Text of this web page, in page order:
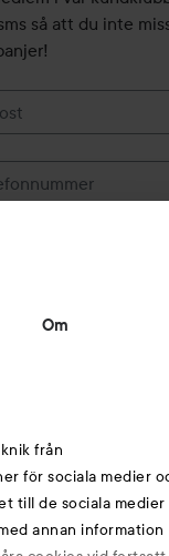
Om
från
för sociala medier
till de sociala medier
annan information
så att du inte
oss